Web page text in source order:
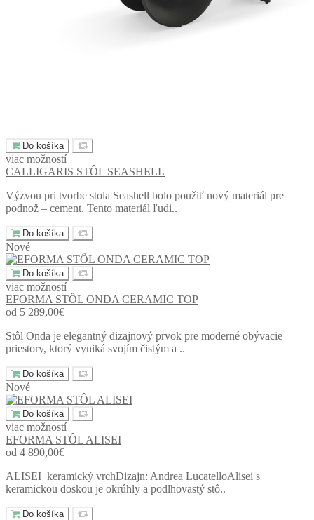
Do košíka
viac možností
CALLIGARIS STÔL SEASHELL
Výzvou pri tvorbe stola Seashell bolo použiť nový materiál pre
podnož – cement. Tento materiál ľudi..
Do košíka
Nové
Do košíka
viac možností
EFORMA STÔL ONDA CERAMIC TOP
od 5 289,00€
Stôl Onda je elegantný dizajnový prvok pre moderné obývacie
priestory, ktorý vyniká svojím čistým a ..
Do košíka
Nové
Do košíka
viac možností
EFORMA STÔL ALISEI
od 4 890,00€
ALISEI_keramický vrchDizajn: Andrea LucatelloAlisei s
keramickou doskou je okrúhly a podlhovastý stô..
Do košíka